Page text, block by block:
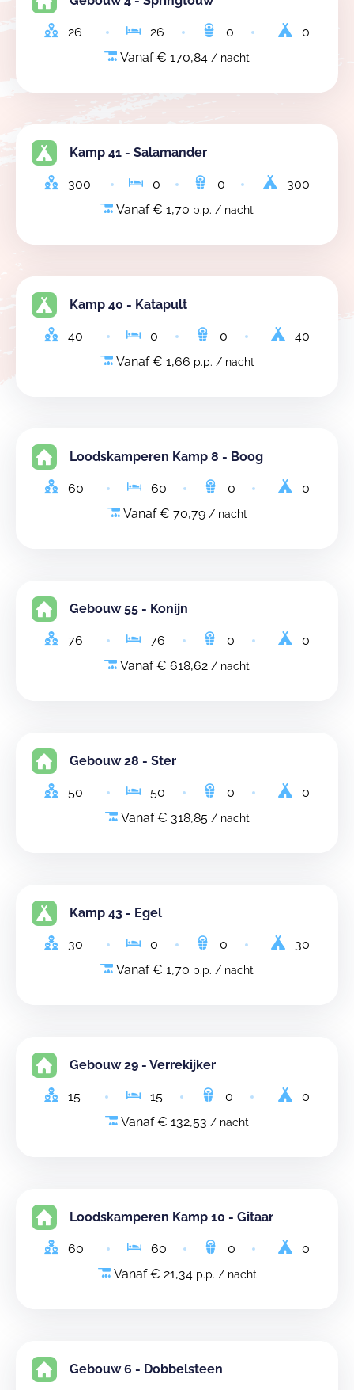
26 26 0
0
Vanaf € 170,84 / nacht
Kamp 41 - Salamander
300 0 0
300
Vanaf € 1,70 p.p. / nacht
Kamp 40 - Katapult
40 0 0
40
Vanaf € 1,66 p.p. / nacht
Loodskamperen Kamp 8 - Boog
60 60 0
0
Vanaf € 70,79 / nacht
Gebouw 55 - Konijn
76 76 0
0
Vanaf € 618,62 / nacht
Gebouw 28 - Ster
50 50 0
0
Vanaf € 318,85 / nacht
Kamp 43 - Egel
30 0 0
30
Vanaf € 1,70 p.p. / nacht
Gebouw 29 - Verrekijker
15 15 0
0
Vanaf € 132,53 / nacht
Loodskamperen Kamp 10 - Gitaar
60 60 0
0
Vanaf € 21,34 p.p. / nacht
Gebouw 6 - Dobbelsteen